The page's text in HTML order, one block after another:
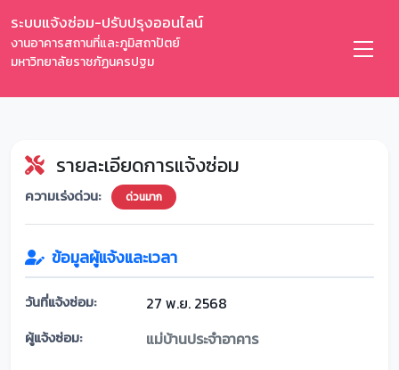
ระบบแจ้งซ่อม-ปรับปรุงออนไลน์
งานอาคารสถานที่และภูมิสถาปัตย์
มหาวิทยาลัยราชภัฏนครปฐม
รายละเอียดการแจ้งซ่อม
ความเร่งด่วน: ด่วนมาก
ข้อมูลผู้แจ้งและเวลา
วันที่แจ้งซ่อม: 27 พ.ย. 2568
ผู้แจ้งซ่อม: แม่บ้านประจำอาคาร